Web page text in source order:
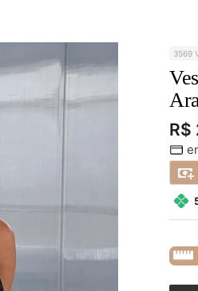
3569
R$